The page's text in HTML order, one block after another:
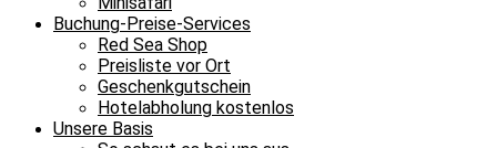
Buchung-Preise-Services
Red Sea Shop
Preisliste vor Ort
Geschenkgutschein
Hotelabholung kostenlos
Unsere Basis